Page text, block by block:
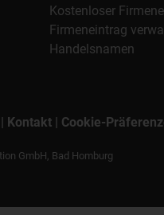
Kostenloser
Firmeneintrag
Handelsnamen
| Kontakt | Cookie-
GmbH, Bad Homburg